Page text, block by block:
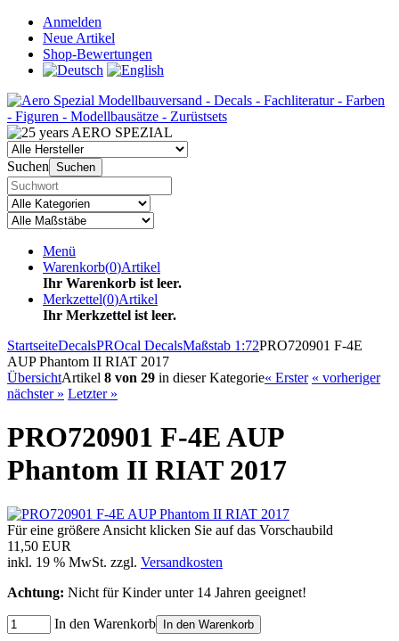
Anmelden
Neue Artikel
Shop-Bewertungen
Suchen Suchen
Menü
Warenkorb(0)Artikel
Ihr Warenkorb ist leer.
Merkzettel(0)Artikel
Ihr Merkzettel ist leer.
StartseiteDecalsPROcal DecalsMaßstab 1:72PRO720901 F-4E
AUP Phantom II RIAT 2017
ÜbersichtArtikel 8 von 29 in dieser Kategorie« Erster « vorheriger
nächster » Letzter »
PRO720901 F-4E AUP
Phantom II RIAT 2017
Für eine größere Ansicht klicken Sie auf das Vorschaubild
11,50 EUR
inkl. 19 % MwSt. zzgl. Versandkosten
Achtung: Nicht für Kinder unter 14 Jahren geeignet!
In den Warenkorb In den Warenkorb